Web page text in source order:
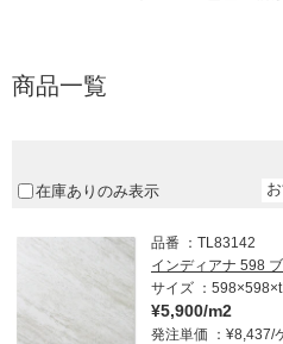
商品一覧
在庫ありのみ表示
品番
TL83142
インディアナ 598
サイズ
¥5,900/m2
発注単価
¥8,437/